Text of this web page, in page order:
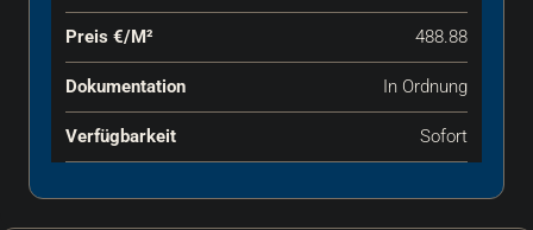
Preis €‎/m² 488.88
Dokumentation In Ordnung
Verfügbarkeit Sofort